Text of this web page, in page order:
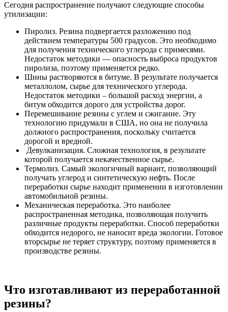
Сегодня распространение получают следующие способы
утилизации:
Пиролиз. Резина подвергается разложению под
действием температуры 500 градусов. Это необходимо
для получения технического углерода с примесями.
Недостаток методики — опасность выброса продуктов
пиролиза, поэтому применяется редко.
Шины растворяются в битуме. В результате получается
металлолом, сырье для технического углерода.
Недостаток методики – большой расход энергии, а
битум обходится дорого для устройства дорог.
Перемешивание резины с углем и сжигание. Эту
технологию придумали в США, но она не получила
должного распространения, поскольку считается
дорогой и вредной.
Девулканизация. Сложная технология, в результате
которой получается некачественное сырье.
Термолиз. Самый экологичный вариант, позволяющий
получать углерод и синтетическую нефть. После
переработки сырье находит применении в изготовлении
автомобильной резины.
Механическая переработка. Это наиболее
распространенная методика, позволяющая получить
различные продукты переработки. Способ переработки
обходится недорого, не наносит вреда экологии. Готовое
вторсырье не теряет структуру, поэтому применяется в
производстве резины.
Что изготавливают из переработанной
резины?